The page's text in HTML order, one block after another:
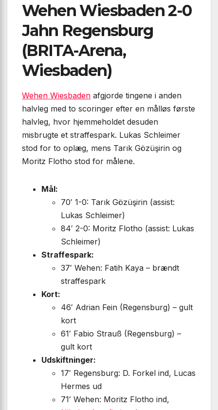
Wehen Wiesbaden 2-0
Jahn Regensburg
(BRITA-Arena,
Wiesbaden)
Wehen Wiesbaden afgjorde tingene i anden
halvleg med to scoringer efter en målløs første
halvleg, hvor hjemmeholdet desuden
misbrugte et straffespark. Lukas Schleimer
stod for to oplæg, mens Tarık Gözüşirin og
Moritz Flotho stod for målene.
Mål:
70′ 1-0: Tarık Gözüşirin (assist:
Lukas Schleimer)
84′ 2-0: Moritz Flotho (assist: Lukas
Schleimer)
Straffespark:
37′ Wehen: Fatih Kaya – brændt
straffespark
Kort:
46′ Adrian Fein (Regensburg) – gult
kort
61′ Fabio Strauß (Regensburg) –
gult kort
Udskiftninger:
17′ Regensburg: D. Forkel ind, Lucas
Hermes ud
71′ Wehen: Moritz Flotho ind,